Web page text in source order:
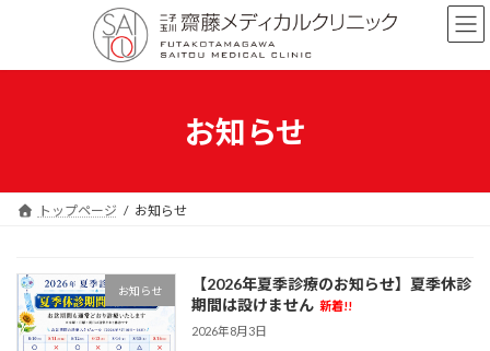
ン
ー
お知らせ
トップページ お知らせ
お知らせ
【2026年夏季診療のお知らせ】夏季休診
期間は設けません 新着!!
2026年8月3日